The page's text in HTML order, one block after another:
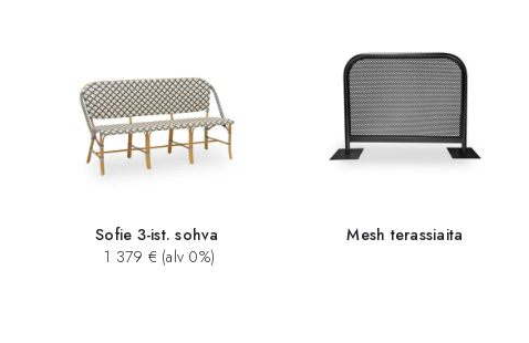
Sofie 3-ist. sohva
1 379 € (alv 0%)
Mesh terassiaita